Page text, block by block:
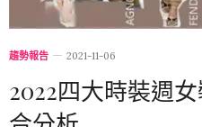
趨勢報告 2021-11-06
2022四大時裝週